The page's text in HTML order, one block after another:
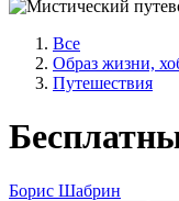
Все
Образ жизни,
Путешествия
Борис Шабрин